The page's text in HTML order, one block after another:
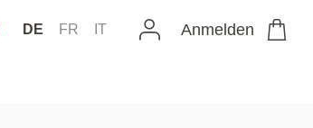
DE FR IT Anmelden